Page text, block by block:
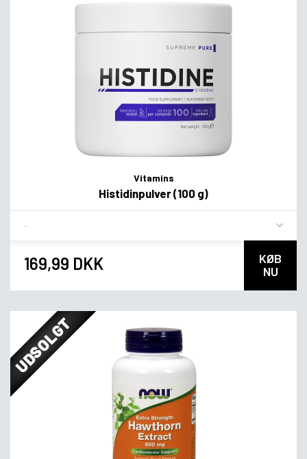
Vitamins
Histidinpulver (100 g)
169,99 DKK
KØB
NU
UDSOLGT